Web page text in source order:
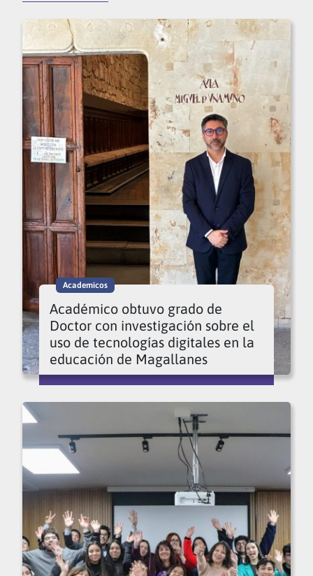
Academicos
Académico obtuvo grado de
Doctor con investigación sobre el
uso de tecnologías digitales en la
educación de Magallanes